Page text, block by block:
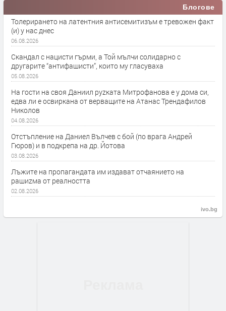
Блогове
Толерирането на латентния антисемитизъм е тревожен факт
(и) у нас днес
06.08.2026
Скандал с нацисти гърми, а Той мълчи солидарно с
другарите “антифашисти”, които му гласуваха
05.08.2026
На гости на своя Даниил руzката Митрофанова е у дома си,
едва ли е освиркана от верващите на Атанас Трендафилов
Николов
04.08.2026
Отстъпление на Даниел Вълчев с бой (по врага Андрей
Гюров) и в подкрепа на др. Йотова
03.08.2026
Лъжите на пропагандата им издават отчаянието на
рашиzма от реалността
02.08.2026
ivo.bg